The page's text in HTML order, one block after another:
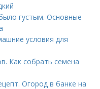
густым. Основные
условия для
Как собрать семена
Огород в банке на